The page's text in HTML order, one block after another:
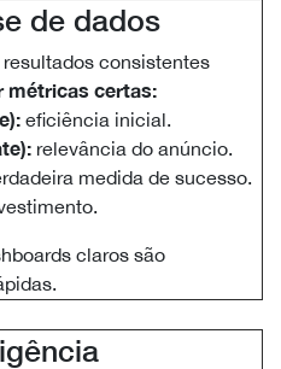
de dados
consistentes
métricas certas:
eficiência inicial.
relevância do anúncio.
medida de sucesso.
claros são